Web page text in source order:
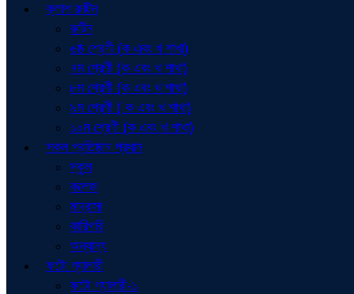
ক্লাশ রুটিন
রুটিন
৬ষ্ঠ শ্রেণী (ক এবং খ শাখা)
৭ম শ্রেণী (ক এবং খ শাখা)
৮ম শ্রেণী (ক এবং খ শাখা)
৯ম শ্রেণী ( ক এবং খ শাখা)
১০ম শ্রেণী (ক এবং খ শাখা)
সকল প্রতিষ্ঠান প্রধান
স্কুল
কলেজ
মাদ্রাসা
কারিগরি
অন্যান্য
ফটো গ্যালারী
ফটো গ্যালারী-১